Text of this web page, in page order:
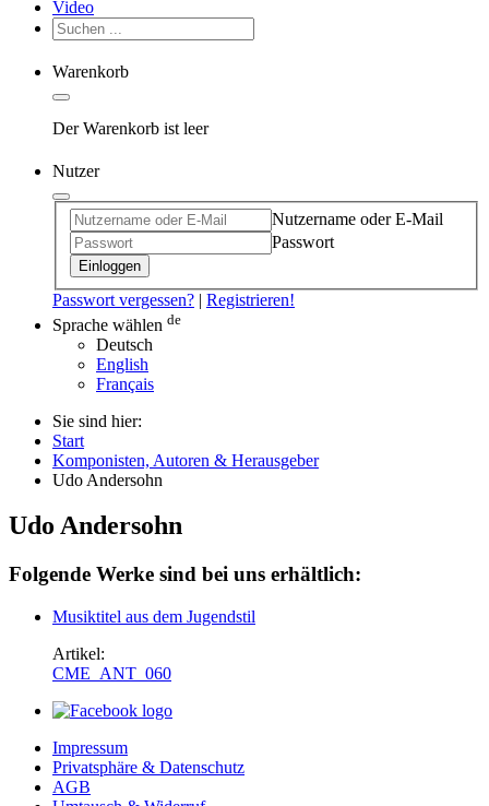
Video
Warenkorb
Der Warenkorb ist leer
Nutzer
Nutzername oder E-Mail
Passwort
Einloggen
Passwort vergessen? | Registrieren!
Sprache wählen de
Deutsch
English
Français
Sie sind hier:
Start
Komponisten, Autoren & Herausgeber
Udo Andersohn
Udo Andersohn
Folgende Werke sind bei uns erhältlich:
Musiktitel aus dem Jugendstil
Artikel:
CME_ANT_060
Impressum
Privatsphäre & Datenschutz
AGB